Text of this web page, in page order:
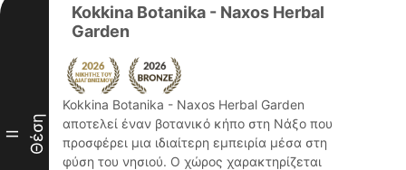
II Θέση
Kokkina Botanika - Naxos Herbal
Garden
Kokkina Botanika - Naxos Herbal Garden
αποτελεί έναν βοτανικό κήπο στη Νάξο που
προσφέρει μια ιδιαίτερη εμπειρία μέσα στη
φύση του νησιού. Ο χώρος χαρακτηρίζεται